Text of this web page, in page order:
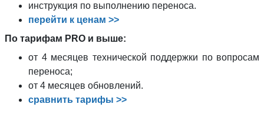
инструкция по выполнению переноса.
перейти к ценам >>
По тарифам PRO и выше:
от 4 месяцев технической поддержки по вопросам
переноса;
от 4 месяцев обновлений.
сравнить тарифы >>